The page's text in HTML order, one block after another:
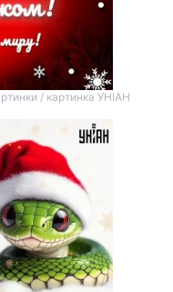
/ картинка УНІАН